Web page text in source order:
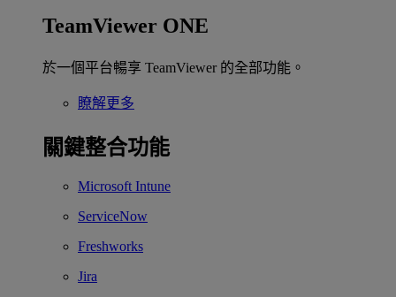
TeamViewer ONE
於一個平台暢享 TeamViewer 的全部功能。
瞭解更多
關鍵整合功能
Microsoft Intune
ServiceNow
Freshworks
Jira